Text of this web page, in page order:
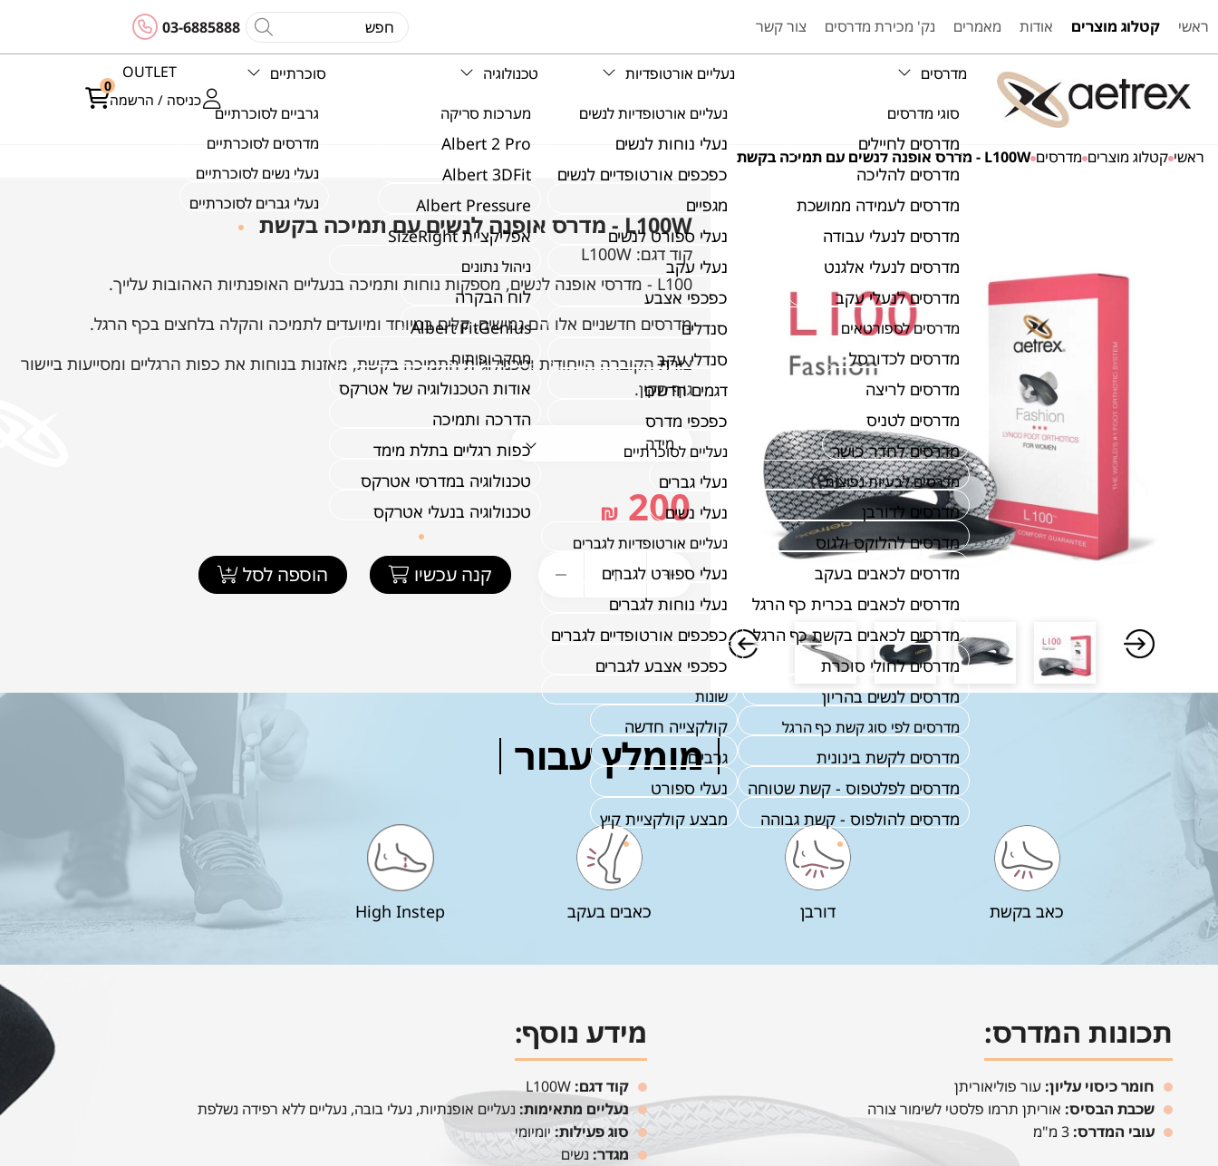
ראשי קטלוג מוצרים אודות מאמרים נק' מכירת מדרסים צור קשר 03-6885888
מדרסים
סוגי מדרסים
מדרסים לחיילים
מדרסים להליכה
מדרסים לעמידה ממושכת
מדרסים לנעלי עבודה
מדרסים לנעלי אלגנט
מדרסים לנעלי עקב
מדרסים לספורטאים
מדרסים לכדורסל
מדרסים לריצה
מדרסים לטניס
מדרסים לחדר כושר
מדרסים לבעיות נפוצות
מדרסים לדורבן
מדרסים להלוקס ולגוס
מדרסים לכאבים בעקב
מדרסים לכאבים בכרית כף הרגל
מדרסים לכאבים בקשת כף הרגל
מדרסים לחולי סוכרת
מדרסים לנשים בהריון
מדרסים לפי סוג קשת כף הרגל
מדרסים לקשת בינונית
מדרסים לפלטפוס - קשת שטוחה
מדרסים להולפוס - קשת גבוהה
נעליים אורטופדיות
נעליים אורטופדיות לנשים
נעלי נוחות לנשים
כפכפים אורטופדיים לנשים
מגפיים
נעלי ספורט לנשים
נעלי עקב
כפכפי אצבע
סנדלים
סנדלי עקב
דגמים חדשים
כפכפי מדרס
נעליים לסוכרתיים
נעלי גברים
נעלי נשים
נעליים אורטופדיות לגברים
נעלי ספורט לגברים
נעלי נוחות לגברים
כפכפים אורטופדיים לגברים
כפכפי אצבע לגברים
שונות
קולקצייה חדשה
גרביים
נעלי ספורט
מבצע קולקציית קיץ
טכנולוגיה
מערכות סריקה
Albert 2 Pro
Albert 3DFit
Albert Pressure
אפליקציית SizeRight
ניהול נתונים
לוח הבקרה
Albert FitGenius
מחקר ופיתוח
אודות הטכנולוגיה של אטרקס
הדרכה ותמיכה
כפות רגליים בתלת מימד
טכנולוגיה במדרסי אטרקס
טכנולוגיה בנעלי אטרקס
סוכרתיים
גרביים לסוכרתיים
מדרסים לסוכרתיים
נעלי נשים לסוכרתיים
נעלי גברים לסוכרתיים
OUTLET
כניסה / הרשמה
0
ראשי קטלוג מוצרים מדרסים L100W - מדרס אופנה לנשים עם תמיכה בקשת
L100W - מדרס אופנה לנשים עם תמיכה בקשת
קוד דגם: L100W
L100 - מדרסי אופנה לנשים, מספקות נוחות ותמיכה בנעליים האופנתיות האהובות עלייך.
מדרסים חדשניים אלו הם גמישים, קלים במיוחד ומיועדים לתמיכה והקלה בלחצים בכף הרגל.
צורת הקוברה הייחודית וטכנולוגיית התמיכה בקשת, מאזנות בנוחות את כפות הרגליים ומסייעות ביישור
גוף תקין.
200
₪
קנה עכשיו הוספה לסל
מומלץ עבור
כאב בקשת דורבן כאבים בעקב High Instep
תכונות המדרס:
חומר כיסוי עליון: עור פוליאוריתן
שכבת הבסיס: אוריתן תרמו פלסטי לשימור צורה
עובי המדרס:
מידע נוסף:
קוד דגם:
נעליים מתאימות: נעליים אופנתיות, נעלי בובה, נעליים ללא רפידה נשלפת
סוג פעילות:יומיומי
מגדר: נשים